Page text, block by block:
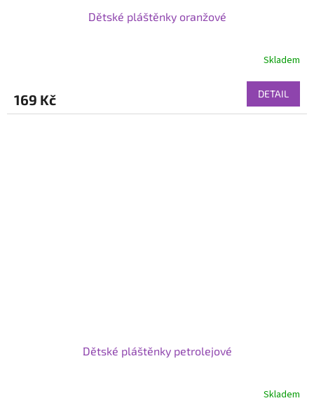
Dětské pláštěnky oranžové
Skladem
169 Kč DETAIL
Dětské pláštěnky petrolejové
Skladem